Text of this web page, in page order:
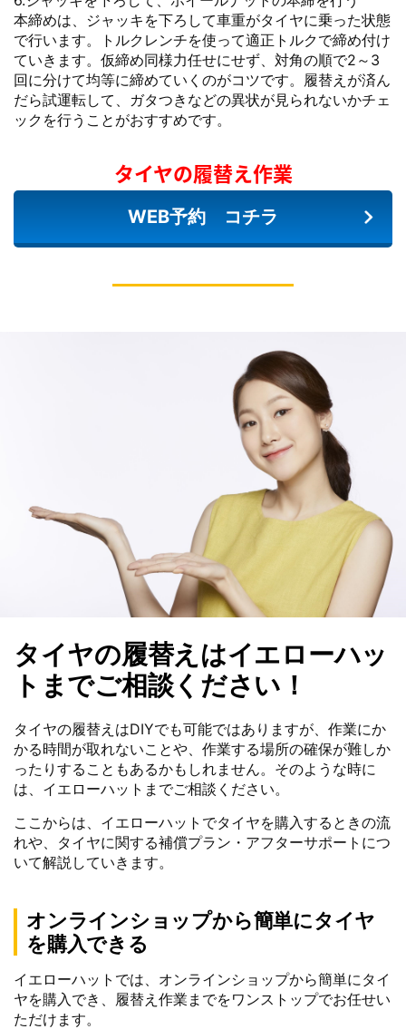
本締めは、ジャッキを下ろして車重がタイヤに乗った状態
で行います。トルクレンチを使って適正トルクで締め付け
ていきます。仮締め同様力任せにせず、対角の順で2～3
回に分けて均等に締めていくのがコツです。履替えが済ん
だら試運転して、ガタつきなどの異状が見られないかチェ
ックを行うことがおすすめです。
タイヤの履替え作業
WEB予約 コチラ
タイヤの履替えはイエローハッ
トまでご相談ください！
タイヤの履替えはDIYでも可能ではありますが、作業にか
かる時間が取れないことや、作業する場所の確保が難しか
ったりすることもあるかもしれません。そのような時に
は、イエローハットまでご相談ください。
ここからは、イエローハットでタイヤを購入するときの流
れや、タイヤに関する補償プラン・アフターサポートにつ
いて解説していきます。
オンラインショップから簡単にタイヤ
を購入できる
イエローハットでは、オンラインショップから簡単にタイ
ヤを購入でき、履替え作業までをワンストップでお任せい
ただけます。